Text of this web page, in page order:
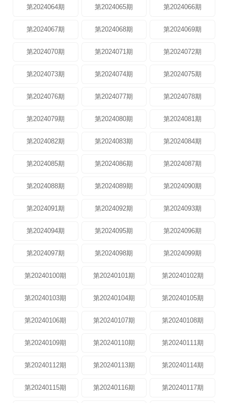
第2024064期 第2024065期 第2024066期
第2024067期 第2024068期 第2024069期
第2024070期 第2024071期 第2024072期
第2024073期 第2024074期 第2024075期
第2024076期 第2024077期 第2024078期
第2024079期 第2024080期 第2024081期
第2024082期 第2024083期 第2024084期
第2024085期 第2024086期 第2024087期
第2024088期 第2024089期 第2024090期
第2024091期 第2024092期 第2024093期
第2024094期 第2024095期 第2024096期
第2024097期 第2024098期 第2024099期
第20240100期 第20240101期 第20240102期
第20240103期 第20240104期 第20240105期
第20240106期 第20240107期 第20240108期
第20240109期 第20240110期 第20240111期
第20240112期 第20240113期 第20240114期
第20240115期 第20240116期 第20240117期